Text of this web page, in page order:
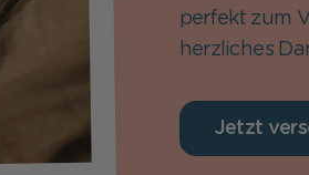
perfekt zum
herzliches
Jetzt